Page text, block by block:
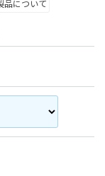
品について